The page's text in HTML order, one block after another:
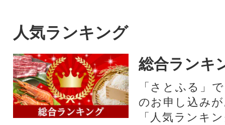
人気ランキング
総合ランキ
「さとふる」
のお申し込み
「人気ランキ